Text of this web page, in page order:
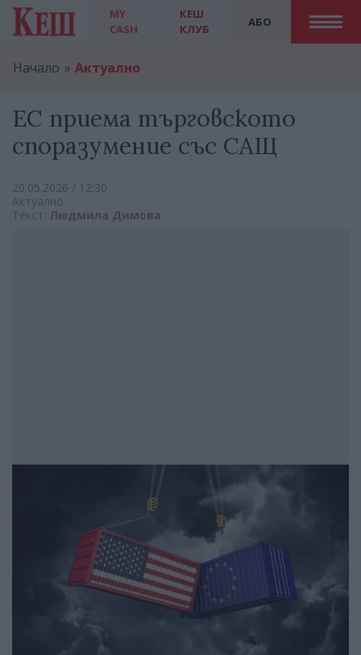
MY
CASH
АБО
КЕШ
КЛУБ
Начало Актуално
ЕС приема търговското
споразумение със САЩ
20.05.2026 / 12:30
Актуално
Текст: Людмила Димова